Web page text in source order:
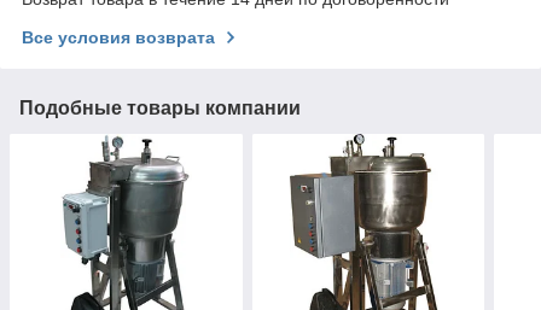
Все условия возврата
Подобные товары компании